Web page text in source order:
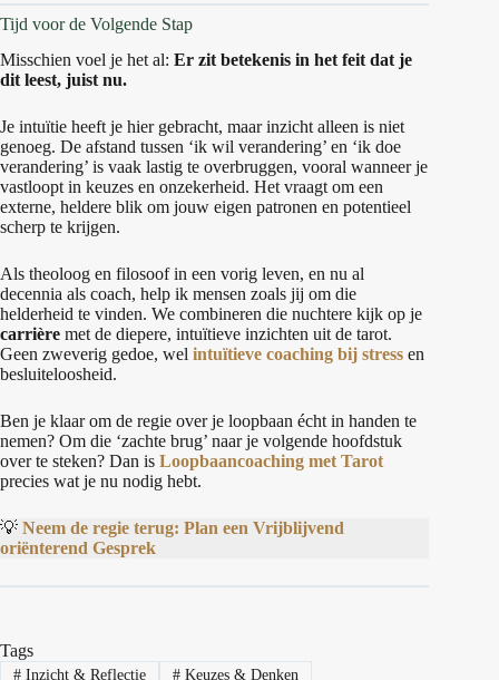
Tijd voor de Volgende Stap
Misschien voel je het al: Er zit betekenis in het feit dat je
dit leest, juist nu.
Je intuïtie heeft je hier gebracht, maar inzicht alleen is niet
genoeg. De afstand tussen ‘ik wil verandering’ en ‘ik doe
verandering’ is vaak lastig te overbruggen, vooral wanneer je
vastloopt in keuzes en onzekerheid. Het vraagt om een
externe, heldere blik om jouw eigen patronen en potentieel
scherp te krijgen.
Als theoloog en filosoof in een vorig leven, en nu al
decennia als coach, help ik mensen zoals jij om die
helderheid te vinden. We combineren die nuchtere kijk op je
carrière met de diepere, intuïtieve inzichten uit de tarot.
Geen zweverig gedoe, wel intuïtieve coaching bij stress en
besluiteloosheid.
Ben je klaar om de regie over je loopbaan écht in handen te
nemen? Om die ‘zachte brug’ naar je volgende hoofdstuk
over te steken? Dan is Loopbaancoaching met Tarot
precies wat je nu nodig hebt.
💡 Neem de regie terug: Plan een Vrijblijvend
oriënterend Gesprek
Tags
#Inzicht & Reflectie #Keuzes & Denken